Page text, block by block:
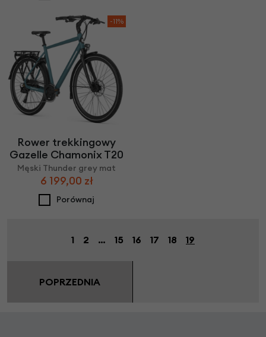
-11%
Rower trekkingowy
Gazelle Chamonix T20
Męski Thunder grey mat
6 199,00 zł
Porównaj
POPRZEDNIA
1 2 … 15 16 17 18 19